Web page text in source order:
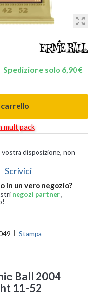
zoom_out_map
Spedizione solo 6,90 €
carrello
multipack
disposizione, non
Scrivici
in un vero negozio?
negozi partner,
Stampa
Ball 2004
11-52